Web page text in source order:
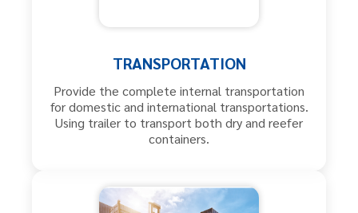
TRANSPORTATION
Provide the complete internal transportation
for domestic and international transportations.
Using trailer to transport both dry and reefer
containers.